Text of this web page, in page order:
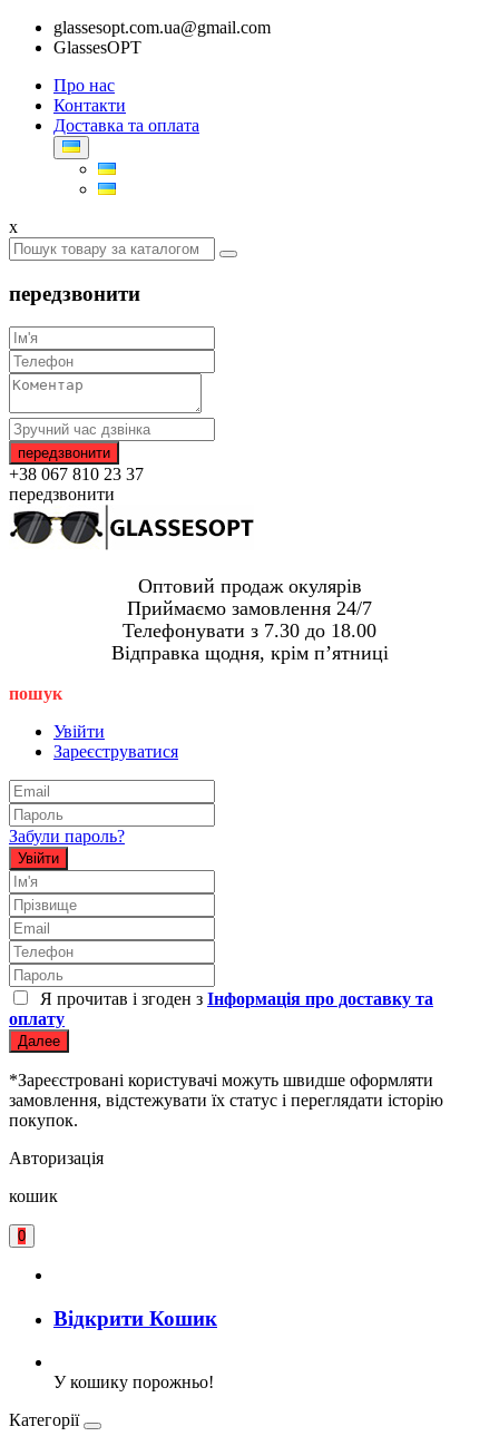
glassesopt.com.ua@gmail.com
GlassesOPT
Про нас
Контакти
Доставка та оплата
x
передзвонити
+38 067 810 23 37
передзвонити
Оптовий продаж окулярів
Приймаємо замовлення 24/7
Телефонувати з 7.30 до 18.00
Відправка щодня, крім пʼятниці
пошук
Увійти
Зареєструватися
Забули пароль?
Увійти
Я прочитав і згоден з Інформація про доставку та
оплату
Далее
*Зареєстровані користувачі можуть швидше оформляти
замовлення, відстежувати їх статус і переглядати історію
покупок.
Авторизація
кошик
0
Відкрити Кошик
У кошику порожньо!
Категорії